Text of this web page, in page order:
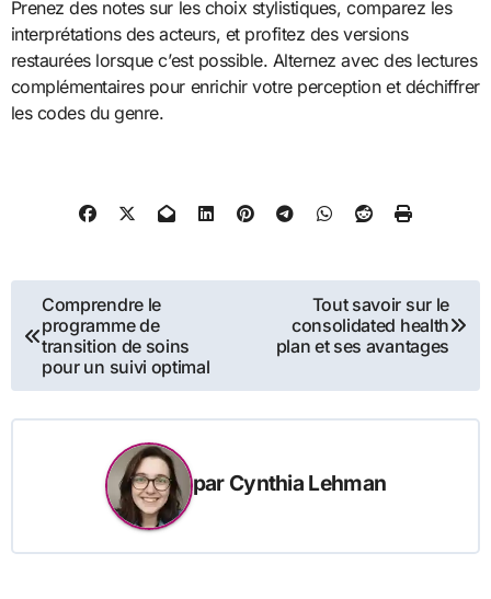
Prenez des notes sur les choix stylistiques, comparez les
interprétations des acteurs, et profitez des versions
restaurées lorsque c’est possible. Alternez avec des lectures
complémentaires pour enrichir votre perception et déchiffrer
les codes du genre.
Navigation
de
l’article
Comprendre le
programme de
transition de soins
pour un suivi optimal
Tout savoir sur le
consolidated health
plan et ses avantages
par Cynthia Lehman